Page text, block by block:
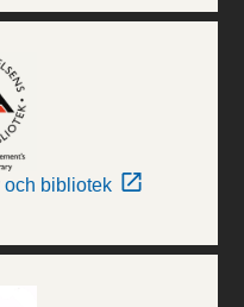
och bibliotek